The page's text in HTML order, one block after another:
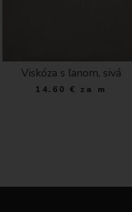
Viskóza s ľanom, sivá
14.60 € za m